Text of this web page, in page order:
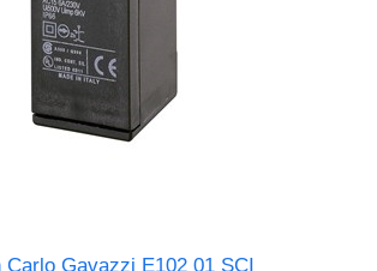
Carlo Gavazzi E102 01 SCI